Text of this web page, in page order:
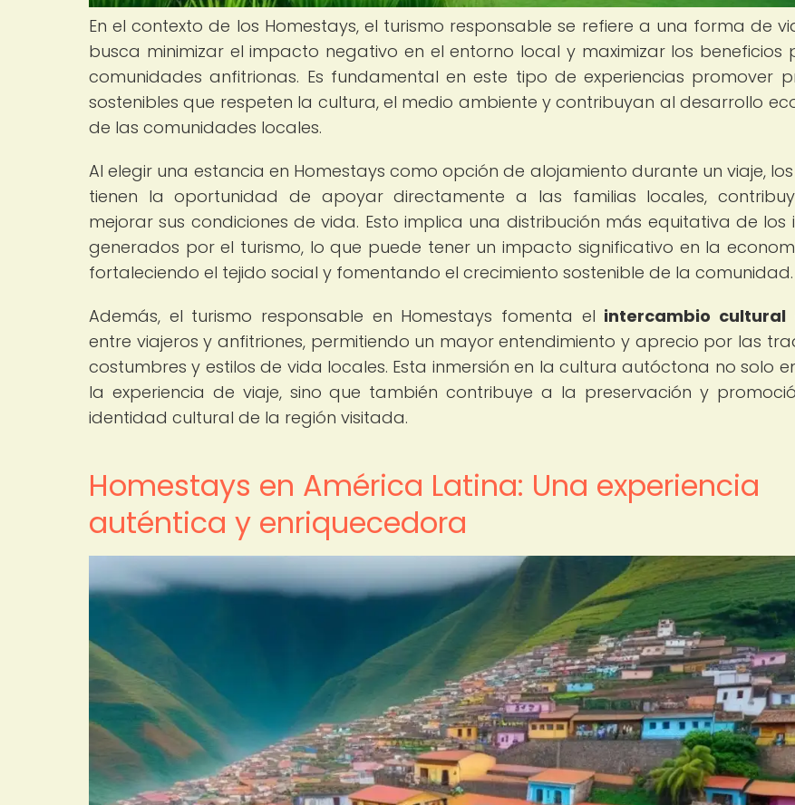
En el contexto de los Homestays, el turismo responsable se refiere a una forma de
busca minimizar el impacto negativo en el entorno local y maximizar los beneficios
comunidades anfitrionas. Es fundamental en este tipo de experiencias promover
sostenibles que respeten la cultura, el medio ambiente y contribuyan al desarrollo
de las comunidades locales.
Al elegir una estancia en Homestays como opción de alojamiento durante un viaje,
tienen la oportunidad de apoyar directamente a las familias locales,
mejorar sus condiciones de vida. Esto implica una distribución más equitativa de los
generados por el turismo, lo que puede tener un impacto significativo en la
fortaleciendo el tejido social y fomentando el crecimiento sostenible de la comunidad.
Además, el turismo responsable en Homestays fomenta el intercambio cultural
entre viajeros y anfitriones, permitiendo un mayor entendimiento y aprecio por las
costumbres y estilos de vida locales. Esta inmersión en la cultura autóctona no solo
la experiencia de viaje, sino que también contribuye a la preservación y
identidad cultural de la región visitada.
Homestays en América Latina: Una experiencia
auténtica y enriquecedora